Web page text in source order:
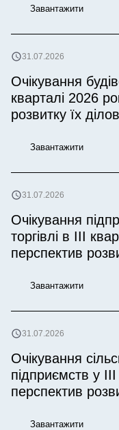
Завантажити
31.07.2026
Очікування
кварталі 2026
розвитку їх
Завантажити
31.07.2026
Очікування
торгівлі в ІІІ
перспектив
Завантажити
31.07.2026
Очікування
підприємств у
перспектив
Завантажити